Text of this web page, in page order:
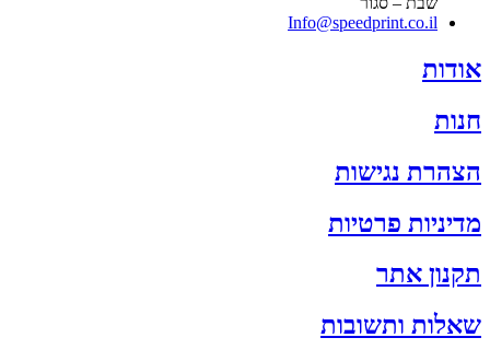
Info@speedprint.co.il
אודות
חנות
הצהרת נגישות
מדיניות פרטיות
תקנון אתר
שאלות ותשובות